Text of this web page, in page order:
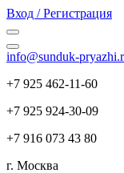
Вход / Регистрация
info@sunduk-
+7 925 462-11-60
+7 925 924-30-09
+7 916 073 43 80
г. Москва